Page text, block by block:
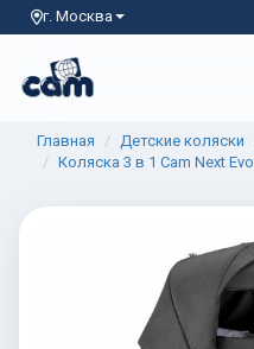
г. Москва
Главная Детские коляски
Коляска 3 в 1 Cam Next Evo